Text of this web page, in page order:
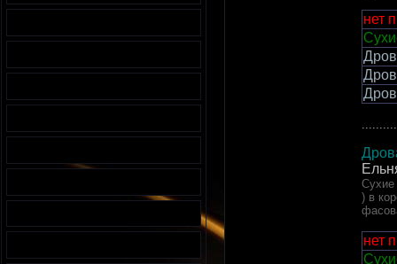
нет
Сухие
) в
нет